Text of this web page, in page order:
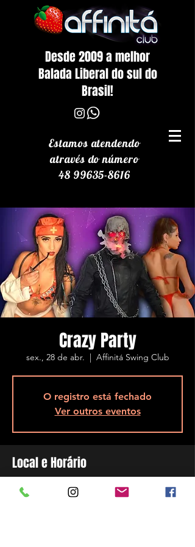
Desde 2009 a melhor
Balada Liberal do sul do
Brasil!
Estamos atendendo
atravésdo número
48 99635-8616
Crazy Party
sex., 28 de abr.
  |
Affinitá Swing Club
O registro está fechado
Ver outros eventos
Local e Horário
28 de abr. de 2023, 23:00 – 29 de abr. de
2023, 05:00